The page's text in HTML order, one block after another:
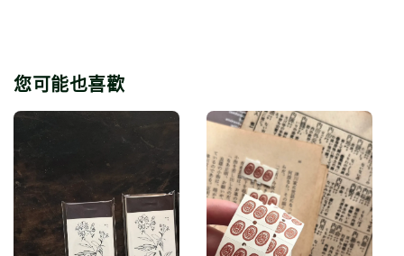
您可能也喜歡